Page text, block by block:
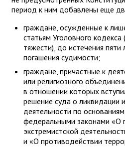
период к ним добавлены еще
граждане, осужденные к
статьям Уголовного кодекса
тяжести), до истечения пяти
погашения судимости;
граждане, причастные к
или религиозного
в отношении которых
решение суда о ликвидации
деятельности по
федеральными законами «О
экстремистской
и «О противодействии